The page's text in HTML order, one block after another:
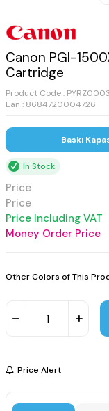
Canon PGI-
Cartridge
Product Code :
Ean : 8684720004726
Baskı
In Stock
Price
Price
Price Including VAT
Money Order Price
Other Colors of This
Price Alert